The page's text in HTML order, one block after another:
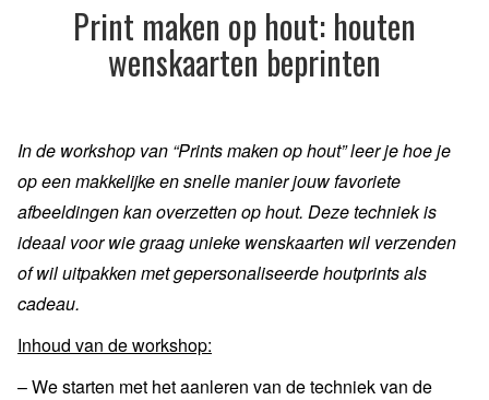
Print maken op hout: houten
wenskaarten beprinten
In de workshop van “Prints maken op hout” leer je hoe je
op een makkelijke en snelle manier jouw favoriete
afbeeldingen kan overzetten op hout. Deze techniek is
ideaal voor wie graag unieke wenskaarten wil verzenden
of wil uitpakken met gepersonaliseerde houtprints als
cadeau.
Inhoud van de workshop:
– We starten met het aanleren van de techniek van de